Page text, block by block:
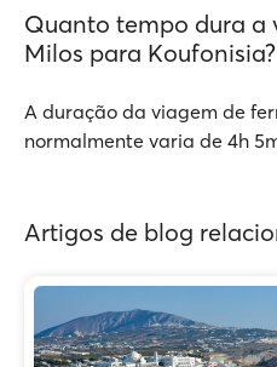
Quanto tempo dura a
Milos para Koufonisia?
A duração da viagem de
normalmente varia de 4h
Artigos de blog